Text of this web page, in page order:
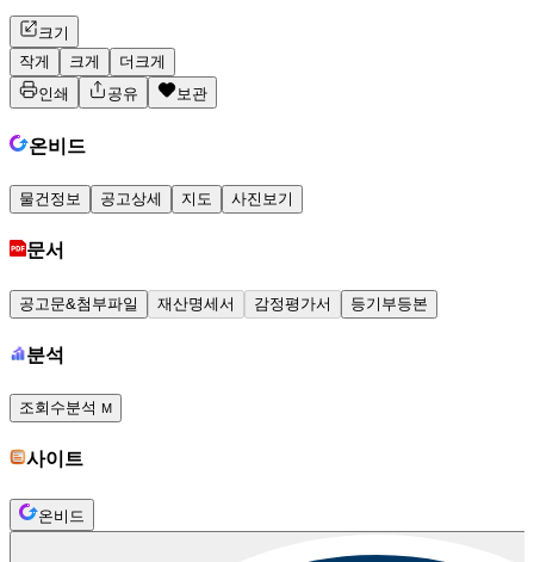
크기
작게
크게
더크게
인쇄
공유 보관
온비드
물건정보 공고상세 지도 사진보기
문서
공고문&첨부파일 재산명세서 감정평가서 등기부등본
분석
조회수분석 M
사이트
온비드